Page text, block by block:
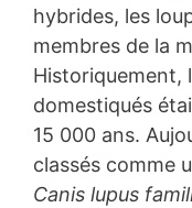
hybrides, les
membres de la
Historiquement,
domestiqués
15 000 ans.
classés comme
Canis lupus